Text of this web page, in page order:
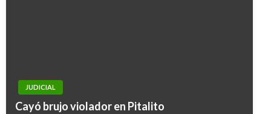
JUDICIAL
Cayó brujo violador en Pitalito